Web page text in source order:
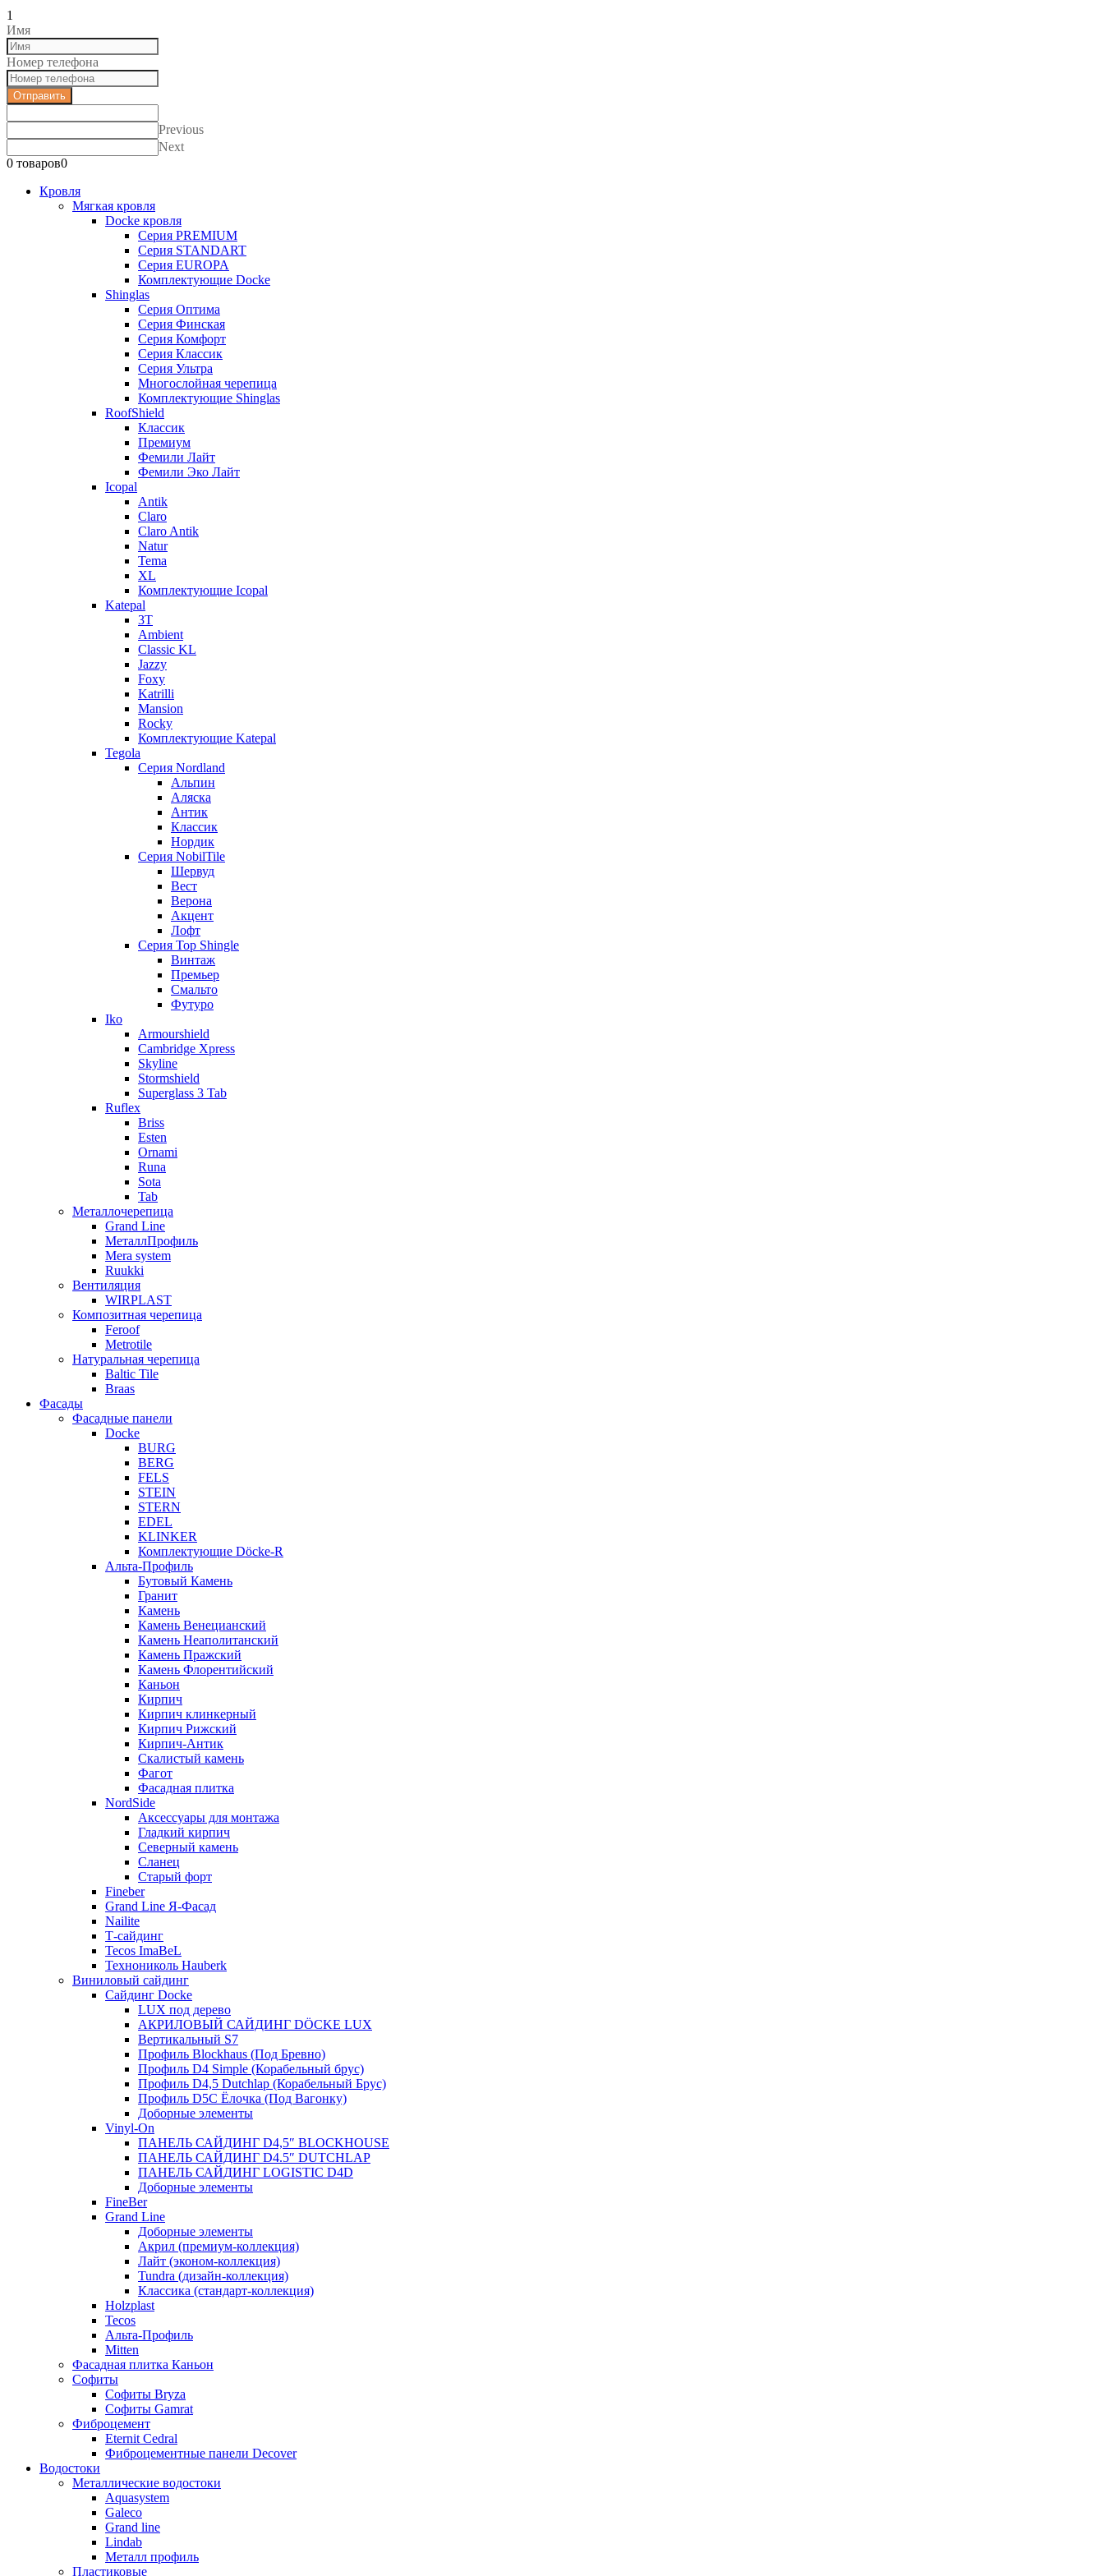
1
Имя
Номер телефона
Отправить
Previous
Next
0 товаров0
Кровля
Мягкая кровля
Docke кровля
Серия PREMIUM
Серия STANDART
Серия EUROPA
Комплектующие Docke
Shinglas
Серия Оптима
Серия Финская
Серия Комфорт
Серия Классик
Серия Ультра
Многослойная черепица
Комплектующие Shinglas
RoofShield
Классик
Премиум
Фемили Лайт
Фемили Эко Лайт
Icopal
Antik
Claro
Claro Antik
Natur
Tema
XL
Комплектующие Icopal
Katepal
3T
Ambient
Classic KL
Jazzy
Foxy
Katrilli
Mansion
Rocky
Комплектующие Katepal
Tegola
Серия Nordland
Альпин
Аляска
Антик
Классик
Нордик
Серия NobilTile
Шервуд
Вест
Верона
Акцент
Лофт
Серия Top Shingle
Винтаж
Премьер
Смальто
Футуро
Iko
Armourshield
Cambridge Xpress
Skyline
Stormshield
Superglass 3 Tab
Ruflex
Briss
Esten
Ornami
Runa
Sota
Tab
Металлочерепица
Grand Line
МеталлПрофиль
Mera system
Ruukki
Вентиляция
WIRPLAST
Композитная черепица
Feroof
Metrotile
Натуральная черепица
Baltic Tile
Braas
Фасады
Фасадные панели
Docke
BURG
BERG
FELS
STEIN
STERN
EDEL
KLINKER
Комплектующие Döcke-R
Альта-Профиль
Бутовый Камень
Гранит
Камень
Камень Венецианский
Камень Неаполитанский
Камень Пражский
Камень Флорентийский
Каньон
Кирпич
Кирпич клинкерный
Кирпич Рижский
Кирпич-Антик
Скалистый камень
Фагот
Фасадная плитка
NordSide
Аксессуары для монтажа
Гладкий кирпич
Северный камень
Сланец
Старый форт
Fineber
Grand Line Я-Фасад
Nailite
Т-сайдинг
Tecos ImaBeL
Технониколь Hauberk
Виниловый сайдинг
Сайдинг Docke
LUX под дерево
АКРИЛОВЫЙ САЙДИНГ DÖCKE LUX
Вертикальный S7
Профиль Blockhaus (Под Бревно)
Профиль D4 Simple (Корабельный брус)
Профиль D4,5 Dutchlap (Корабельный Брус)
Профиль D5C Ёлочка (Под Вагонку)
Доборные элементы
Vinyl-On
ПАНЕЛЬ САЙДИНГ D4,5″ BLOCKHOUSE
ПАНЕЛЬ САЙДИНГ D4.5″ DUTCHLAP
ПАНЕЛЬ САЙДИНГ LOGISTIC D4D
Доборные элементы
FineBer
Grand Line
Доборные элементы
Акрил (премиум-коллекция)
Лайт (эконом-коллекция)
Tundra (дизайн-коллекция)
Классика (стандарт-коллекция)
Holzplast
Tecos
Альта-Профиль
Mitten
Фасадная плитка Каньон
Софиты
Софиты Bryza
Софиты Gamrat
Фиброцемент
Eternit Cedral
Фиброцементные панели Decover
Водостоки
Металлические водостоки
Aquasystem
Galeco
Grand line
Lindab
Металл профиль
Пластиковые